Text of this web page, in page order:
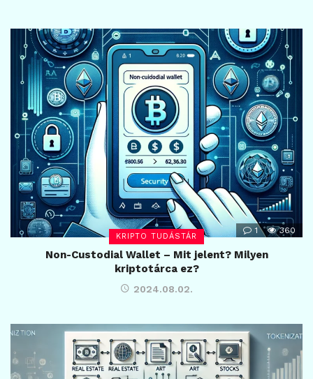
KRIPTO TUDÁSTÁR
1 360
Non-Custodial Wallet – Mit jelent? Milyen
kriptotárca ez?
2024.08.02.